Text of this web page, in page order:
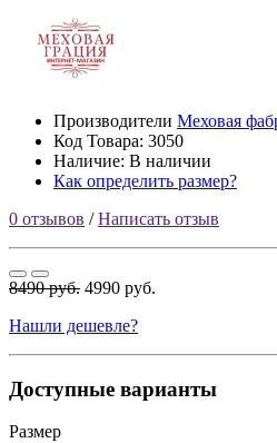
Производители Меховая
Код Товара: 3050
Наличие: В наличии
Как определить размер?
0 отзывов /Написать отзыв
8490 руб. 4990 руб.
Нашли дешевле?
Доступные варианты
Размер